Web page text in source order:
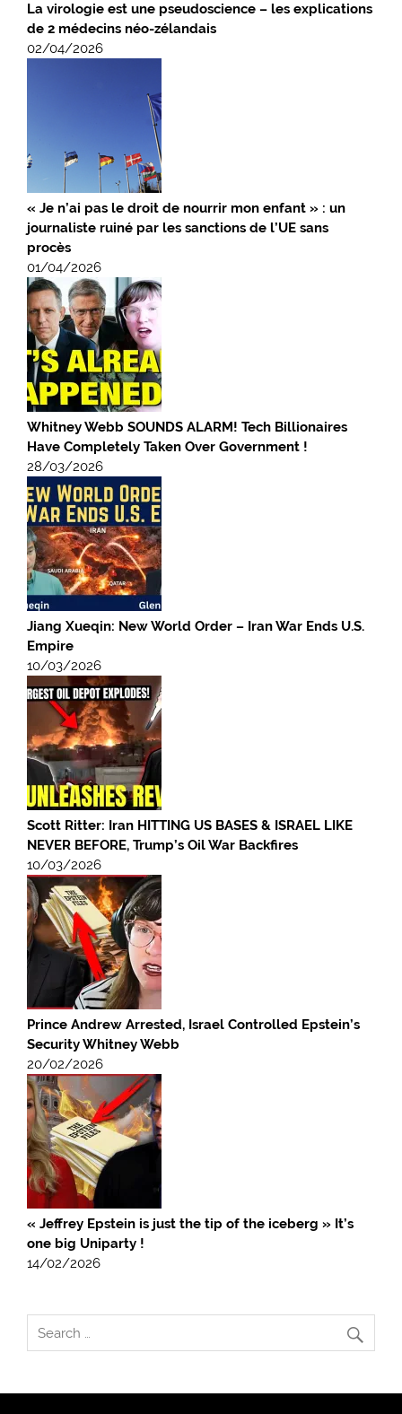
La virologie est une pseudoscience – les explications
de 2 médecins néo-zélandais
02/04/2026
« Je n’ai pas le droit de nourrir mon enfant » : un
journaliste ruiné par les sanctions de l’UE sans
procès
01/04/2026
Whitney Webb SOUNDS ALARM! Tech Billionaires
Have Completely Taken Over Government !
28/03/2026
Jiang Xueqin: New World Order – Iran War Ends U.S.
Empire
10/03/2026
Scott Ritter: Iran HITTING US BASES & ISRAEL LIKE
NEVER BEFORE, Trump’s Oil War Backfires
10/03/2026
Prince Andrew Arrested, Israel Controlled Epstein’s
Security Whitney Webb
20/02/2026
« Jeffrey Epstein is just the tip of the iceberg » It’s
one big Uniparty !
14/02/2026